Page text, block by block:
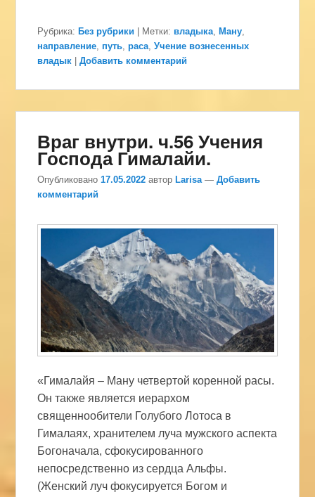
Рубрика: Без рубрики Метки: владыка, Ману,
направление, путь,раса,Учение вознесенных
владык
|Добавить комментарий
Враг внутри. ч.56 Учения
Господа Гималайи.
Опубликовано17.05.2022 автор Larisa —Добавить
комментарий
«Гималайя – Ману четвертой коренной расы.
Он также является иерархом
священнообители Голубого Лотоса в
Гималаях, хранителем луча мужского аспекта
Богоначала, сфокусированного
непосредственно из сердца Альфы.
(Женский луч фокусируется Богом и